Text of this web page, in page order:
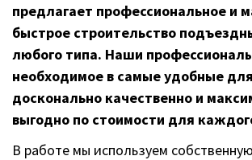
предлагает профессиональное и
быстрое строительство
любого типа. Наши
необходимое в самые удобные
досконально качественно и
выгодно по стоимости для
В работе мы используем